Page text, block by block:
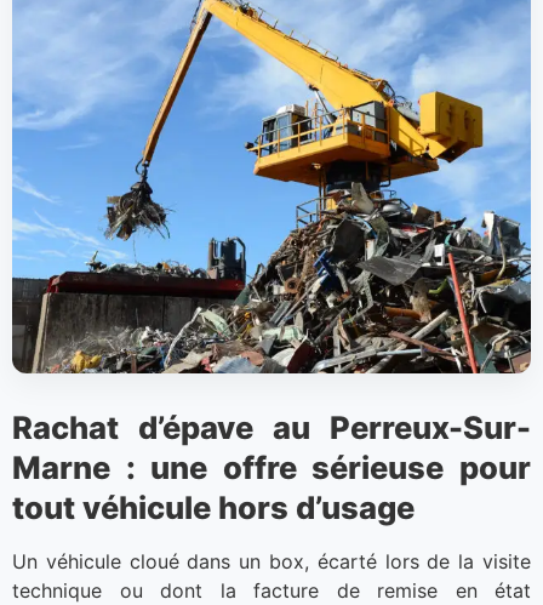
Rachat d’épave au Perreux-Sur-
Marne : une offre sérieuse pour
tout véhicule hors d’usage
Un véhicule cloué dans un box, écarté lors de la visite
technique ou dont la facture de remise en état